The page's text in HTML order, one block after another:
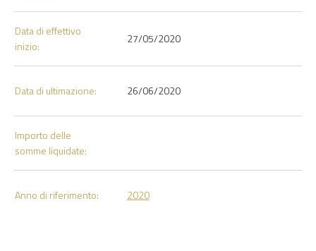
Data di effettivo
inizio:
27/05/2020
Data di ultimazione: 26/06/2020
Importo delle
somme liquidate:
Anno di riferimento: 2020